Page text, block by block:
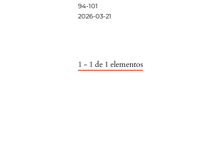
94-101
2026-03-21
1 - 1 de 1 elementos